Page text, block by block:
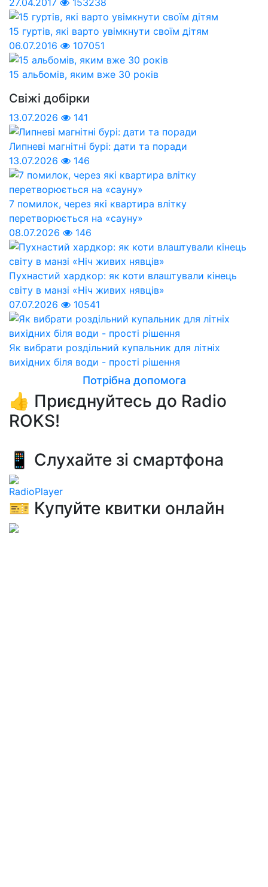
15 гуртів, які варто увімкнути своїм дітям
06.07.2016
107051
15 альбомів, яким вже 30 років
Свіжі добірки
13.07.2026 141
Липневі магнітні бурі: дати та поради
13.07.2026
146
7 помилок, через які квартира влітку
перетворюється на «сауну»
08.07.2026
146
Пухнастий хардкор: як коти влаштували кінець
світу в манзі «Ніч живих нявців»
07.07.2026
10541
Як вибрати роздільний купальник для літніх
вихідних біля води - прості рішення
Потрібна допомога
👍 Приєднуйтесь до Radio
ROKS!
📱 Слухайте зі смартфона
RadioPlayer
🎫 Купуйте квитки онлайн